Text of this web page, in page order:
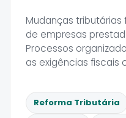
Mudanças
de empresas
Processos
as exigências fiscais
Reforma Tributária